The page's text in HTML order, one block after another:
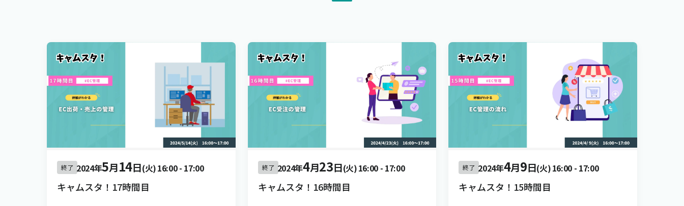
終了 2024年5月14日(火)16:00- 17:00
キャムスタ！17時間目
終了 2024年4月23日(火)16:00- 17:00
キャムスタ！16時間目
終了 2024年4月9日(火)16:00- 17:00
キャムスタ！15時間目